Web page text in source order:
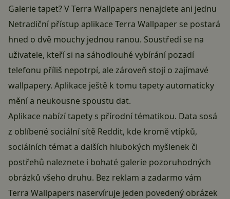
Galerie tapet? V Terra Wallpapers nenajdete ani jednu
Netradiční přístup aplikace Terra Wallpaper se postará
hned o dvě mouchy jednou ranou. Soustředí se na
uživatele, kteří si na sáhodlouhé vybírání pozadí
telefonu příliš nepotrpí, ale zároveň stojí o zajímavé
wallpapery. Aplikace ještě k tomu tapety automaticky
mění a neukousne spoustu dat.
Aplikace nabízí tapety s přírodní tématikou. Data sosá
z oblíbené sociální sítě Reddit, kde kromě vtípků,
sociálních témat a dalších hlubokých myšlenek či
postřehů naleznete i bohaté galerie pozoruhodných
obrázků všeho druhu. Bez reklam a zadarmo vám
Terra Wallpapers naservíruje jeden povedený obrázek